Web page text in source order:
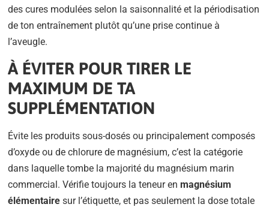
des cures modulées selon la saisonnalité et la périodisation
de ton entraînement plutôt qu’une prise continue à
l’aveugle.
À ÉVITER POUR TIRER LE
MAXIMUM DE TA
SUPPLÉMENTATION
Évite les produits sous-dosés ou principalement composés
d’oxyde ou de chlorure de magnésium, c’est la catégorie
dans laquelle tombe la majorité du magnésium marin
commercial. Vérifie toujours la teneur enmagnésium
élémentaire sur l’étiquette, et pas seulement la dose totale